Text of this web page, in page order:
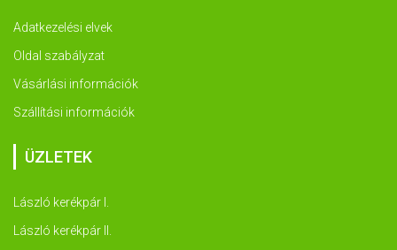
Adatkezelési elvek
Oldal szabályzat
Vásárlási információk
Szállítási információk
ÜZLETEK
László kerékpár I.
László kerékpár II.